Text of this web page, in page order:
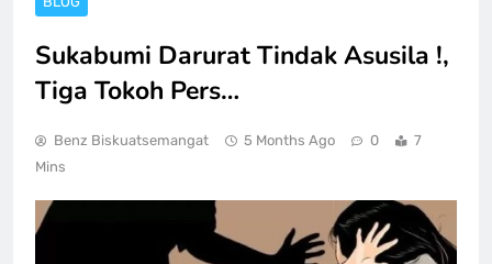
Sukabumi Darurat Tindak Asusila !,
Tiga Tokoh Pers…
Benz Biskuatsemangat 5 Months Ago 0
7
Mins